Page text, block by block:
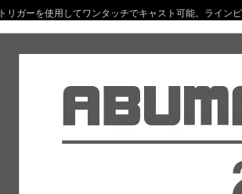
トリガーを使用してワンタッチでキャスト可能。ライン